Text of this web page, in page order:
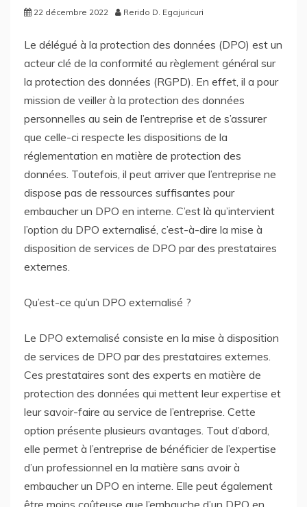
22 décembre 2022 Rerido D. Egajuricuri
Le délégué à la protection des données (DPO) est un
acteur clé de la conformité au règlement général sur
la protection des données (RGPD). En effet, il a pour
mission de veiller à la protection des données
personnelles au sein de l’entreprise et de s’assurer
que celle-ci respecte les dispositions de la
réglementation en matière de protection des
données. Toutefois, il peut arriver que l’entreprise ne
dispose pas de ressources suffisantes pour
embaucher un DPO en interne. C’est là qu’intervient
l’option du DPO externalisé, c’est-à-dire la mise à
disposition de services de DPO par des prestataires
externes.
Qu’est-ce qu’un DPO externalisé ?
Le DPO externalisé consiste en la mise à disposition
de services de DPO par des prestataires externes.
Ces prestataires sont des experts en matière de
protection des données qui mettent leur expertise et
leur savoir-faire au service de l’entreprise. Cette
option présente plusieurs avantages. Tout d’abord,
elle permet à l’entreprise de bénéficier de l’expertise
d’un professionnel en la matière sans avoir à
embaucher un DPO en interne. Elle peut également
être moins coûteuse que l’embauche d’un DPO en